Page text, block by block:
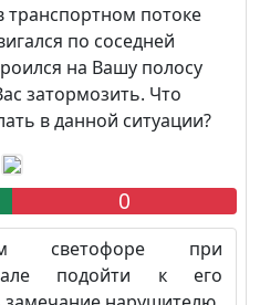
потоке
по соседней
на Вашу полосу
затормозить. Что
в данной ситуации?
0
светофоре при
подойти к его